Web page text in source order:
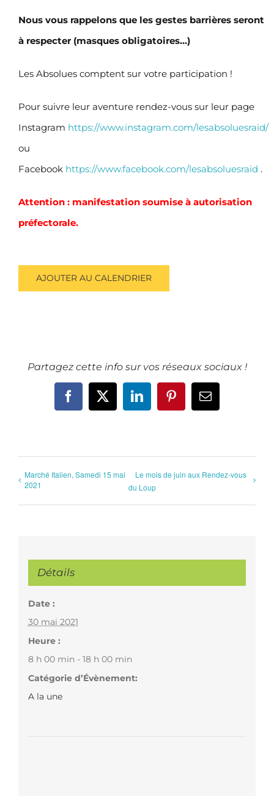
Nous vous rappelons que les gestes barrières seront
à respecter (masques obligatoires…)
Les Absolues comptent sur votre participation !
Pour suivre leur aventure rendez-vous sur leur page
Instagram https://www.instagram.com/lesabsoluesraid/
ou
Facebook https://www.facebook.com/lesabsoluesraid .
Attention : manifestation soumise à autorisation
préfectorale.
AJOUTER AU CALENDRIER
Partagez cette info sur vos réseaux sociaux !
Facebook
X LinkedInPinterestEmail
Marché Italien, Samedi 15 mai
2021
Le mois de juin aux Rendez-vous
du Loup
Détails
Date :
30 mai 2021
Heure :
8 h 00 min - 18 h 00 min
Catégorie d’Évènement:
A la une